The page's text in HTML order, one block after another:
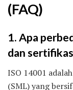
(FAQ)
1. Apa
dan
ISO 14001
(SML) yang